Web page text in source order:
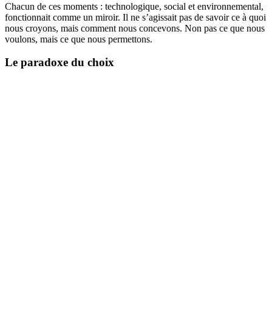
Chacun de ces moments : technologique, social et environnemental,
fonctionnait comme un miroir. Il ne s’agissait pas de savoir ce à quoi
nous croyons, mais comment nous concevons. Non pas ce que nous
voulons, mais ce que nous permettons.
Le paradoxe du choix